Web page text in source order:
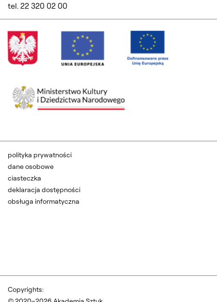
tel. 22 320 02 00
Copyrights:
polityka prywatności
dane osobowe
ciasteczka
deklaracja dostępności
obsługa informatyczna